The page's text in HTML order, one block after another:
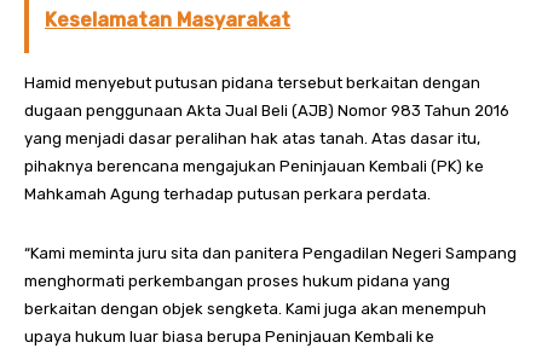
Keselamatan Masyarakat
Hamid menyebut putusan pidana tersebut berkaitan dengan
dugaan penggunaan Akta Jual Beli (AJB) Nomor 983 Tahun 2016
yang menjadi dasar peralihan hak atas tanah. Atas dasar itu,
pihaknya berencana mengajukan Peninjauan Kembali (PK) ke
Mahkamah Agung terhadap putusan perkara perdata.
“Kami meminta juru sita dan panitera Pengadilan Negeri Sampang
menghormati perkembangan proses hukum pidana yang
berkaitan dengan objek sengketa. Kami juga akan menempuh
upaya hukum luar biasa berupa Peninjauan Kembali ke